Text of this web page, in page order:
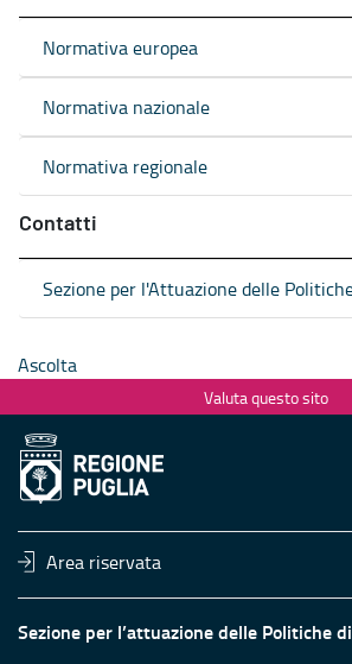
Normativa europea
Normativa nazionale
Normativa regionale
Contatti
Sezione per l'Attuazione delle
Ascolta
Valuta questo sito
Area riservata
Sezione per l’attuazione delle Politiche